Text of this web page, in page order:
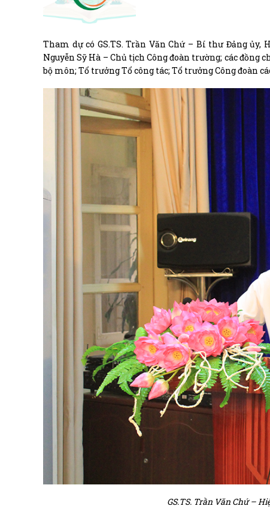
Tham dự có GS.TS. Trần Văn Chứ – Bí thư Đảng ủy,
Nguyễn Sỹ Hà – Chủ tịch Công đoàn trường; các
bộ môn; Tổ trưởng Tổ công tác; Tổ trưởng Công đoàn
GS.TS. Trần Văn Chứ –